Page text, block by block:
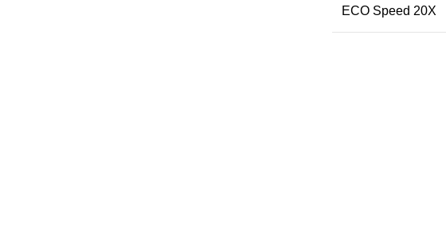
ECO Speed 20X